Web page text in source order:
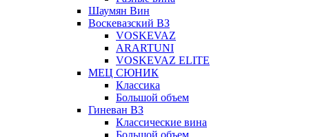
Шаумян Вин
Воскевазский ВЗ
VOSKEVAZ
ARARTUNI
VOSKEVAZ ELITE
МЕЦ СЮНИК
Классика
Большой объем
Гиневан ВЗ
Классические вина
Большой объем